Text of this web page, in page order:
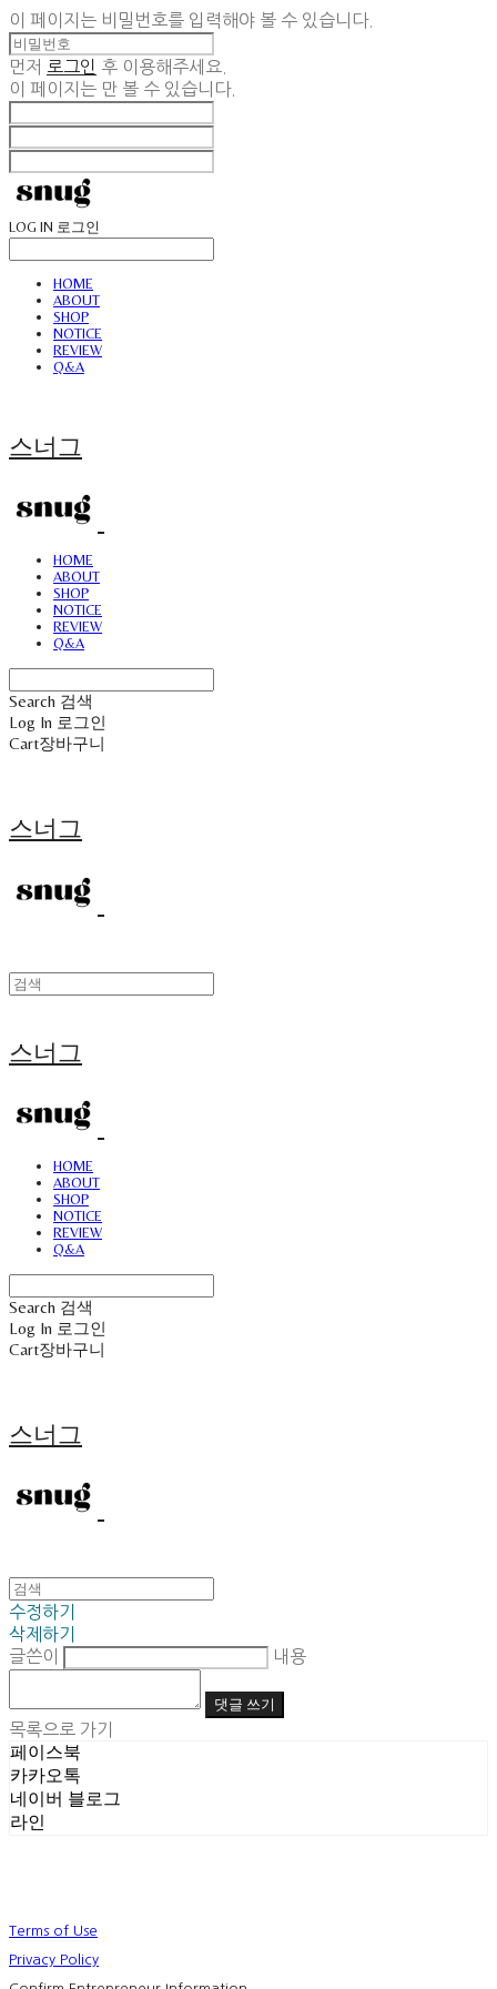
이 페이지는 비밀번호를 입력해야 볼 수 있습니다.
먼저 로그인 후 이용해주세요.
이 페이지는 만 볼 수 있습니다.
LOG IN 로그인
HOME
ABOUT
SHOP
NOTICE
REVIEW
Q&A
스너그
HOME
ABOUT
SHOP
NOTICE
REVIEW
Q&A
Search 검색
Log In 로그인
Cart장바구니
스너그
스너그
HOME
ABOUT
SHOP
NOTICE
REVIEW
Q&A
Search 검색
Log In 로그인
Cart장바구니
스너그
수정하기
삭제하기
글쓴이
내용
댓글 쓰기
목록으로 가기
페이스북
카카오톡
네이버 블로그
라인
Terms of Use
Privacy Policy